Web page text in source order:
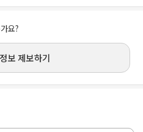
요?
보 제보하기